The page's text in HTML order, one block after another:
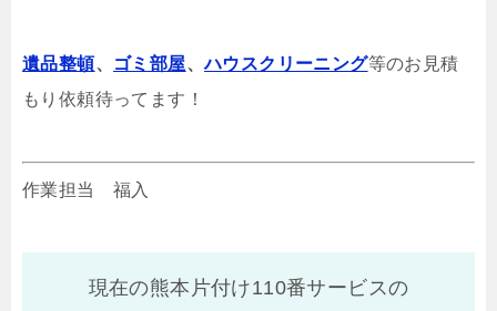
遺品整頓、 ゴミ部屋、ハウスクリーニング等のお見積
もり依頼待ってます！
作業担当 福入
現在の熊本片付け110番サービスの